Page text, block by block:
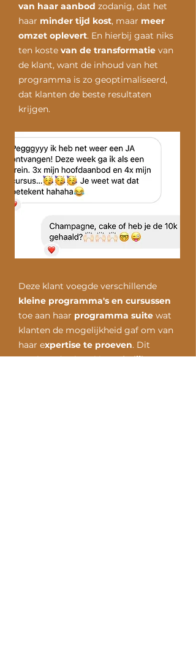
van haar aanbod zodanig, dat het
haar minder tijd kost, maar meer
omzet oplevert. En hierbij gaat niks
ten koste van de transformatie van
de klant, want de inhoud van het
programma is zo geoptimaliseerd,
dat klanten de beste resultaten
krijgen.
Deze klant voegde verschillende
kleine programma's en cursussen
toe aan haar programma suite wat
klanten de mogelijkheid gaf om van
haar expertise te proeven. Dit
resulteerde al snel inwekelijkse